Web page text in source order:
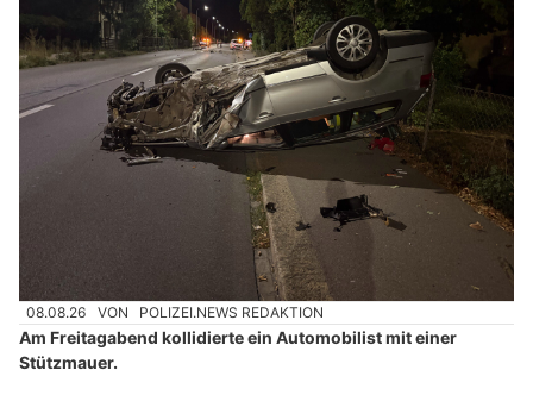
08.08.26 VON POLIZEI.NEWS REDAKTION
Am Freitagabend kollidierte ein Automobilist mit einer
Stützmauer.